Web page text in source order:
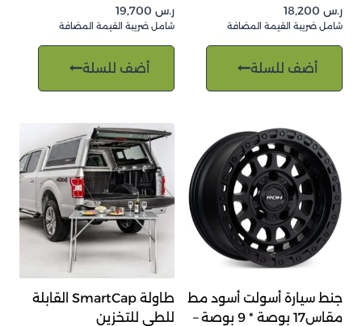
ر.س
شامل ضريبة القيمة المضافة
أضف للسلة
ر.س
شامل ضريبة القيمة المضافة
أضف للسلة
جنط سيارة أسولت أسود مط
مقاس17 بوصة * 9 بوصة –
طاولة SmartCap القابلة
للطي للتخزين